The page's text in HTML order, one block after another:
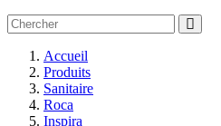
Accueil
Produits
Sanitaire
Roca
Inspira